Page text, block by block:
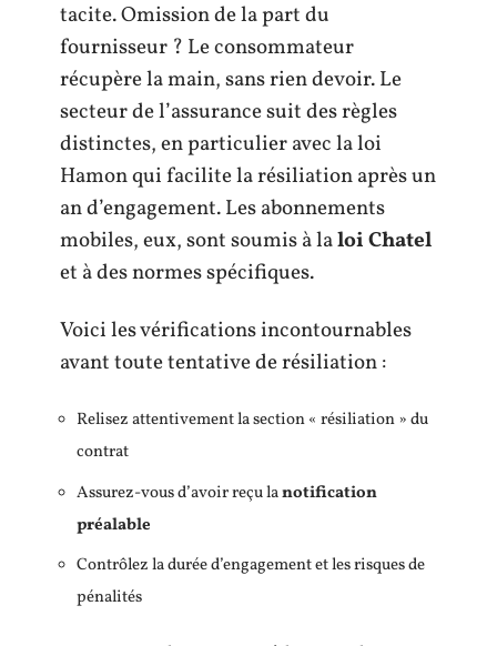
tacite. Omission de la part du
fournisseur ? Le consommateur
récupère la main, sans rien devoir. Le
secteur de l’assurance suit des règles
distinctes, en particulier avec la loi
Hamon qui facilite la résiliation après un
an d’engagement. Les abonnements
mobiles, eux, sont soumis à laloi Chatel
et à des normes spécifiques.
Voici les vérifications incontournables
avant toute tentative de résiliation :
Relisez attentivement la section « résiliation » du
contrat
Assurez-vous d’avoir reçu lanotification
préalable
Contrôlez la durée d’engagement et les risques de
pénalités